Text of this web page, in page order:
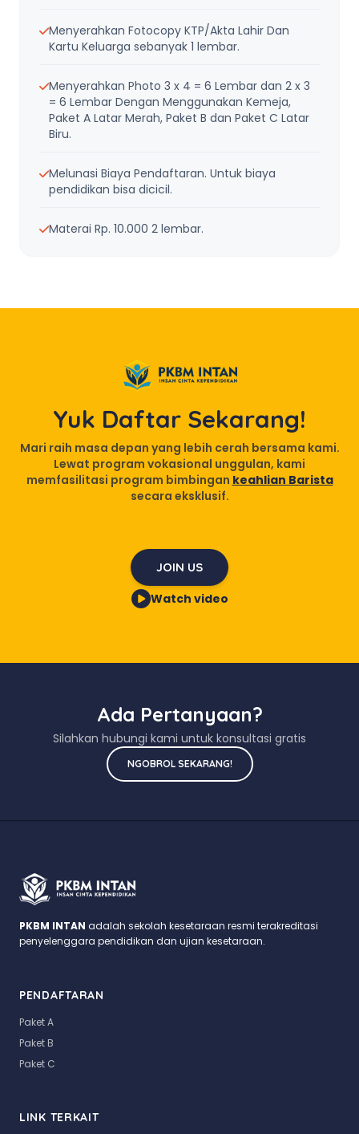
Menyerahkan Fotocopy KTP/Akta Lahir Dan
Kartu Keluarga sebanyak 1 lembar.
Menyerahkan Photo 3 x 4 = 6 Lembar dan 2 x 3
= 6 Lembar Dengan Menggunakan Kemeja,
Paket A Latar Merah, Paket B dan Paket C Latar
Biru.
Melunasi Biaya Pendaftaran. Untuk biaya
pendidikan bisa dicicil.
Materai Rp. 10.000 2 lembar.
Yuk Daftar Sekarang!
Mari raih masa depan yang lebih cerah bersama kami.
Lewat program vokasional unggulan, kami
memfasilitasi program bimbingan keahlian Barista
secara eksklusif.
JOIN US
Watch video
Ada Pertanyaan?
Silahkan hubungi kami untuk konsultasi gratis
NGOBROL SEKARANG!
PKBM INTAN adalah sekolah kesetaraan resmi terakreditasi
penyelenggara pendidikan dan ujian kesetaraan.
PENDAFTARAN
Paket A
Paket B
Paket C
LINK TERKAIT